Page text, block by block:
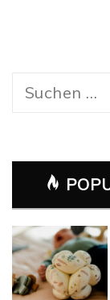
Suchen